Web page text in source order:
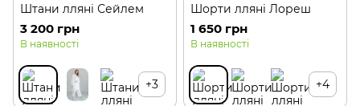
Штани лляні Сейлем
3 200 грн
В наявності
+3
Шорти лляні Лореш
1 650 грн
В наявності
+4